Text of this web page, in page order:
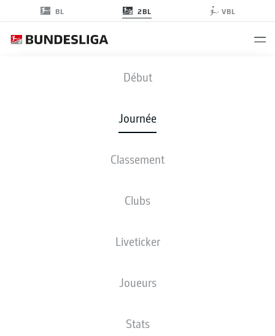
BL 2BL VBL
Début
Journée
Classement
Clubs
Liveticker
Joueurs
Stats
EBS - H96
COMPOSITIONS STATISTIQUES
Les compositions seront annoncées